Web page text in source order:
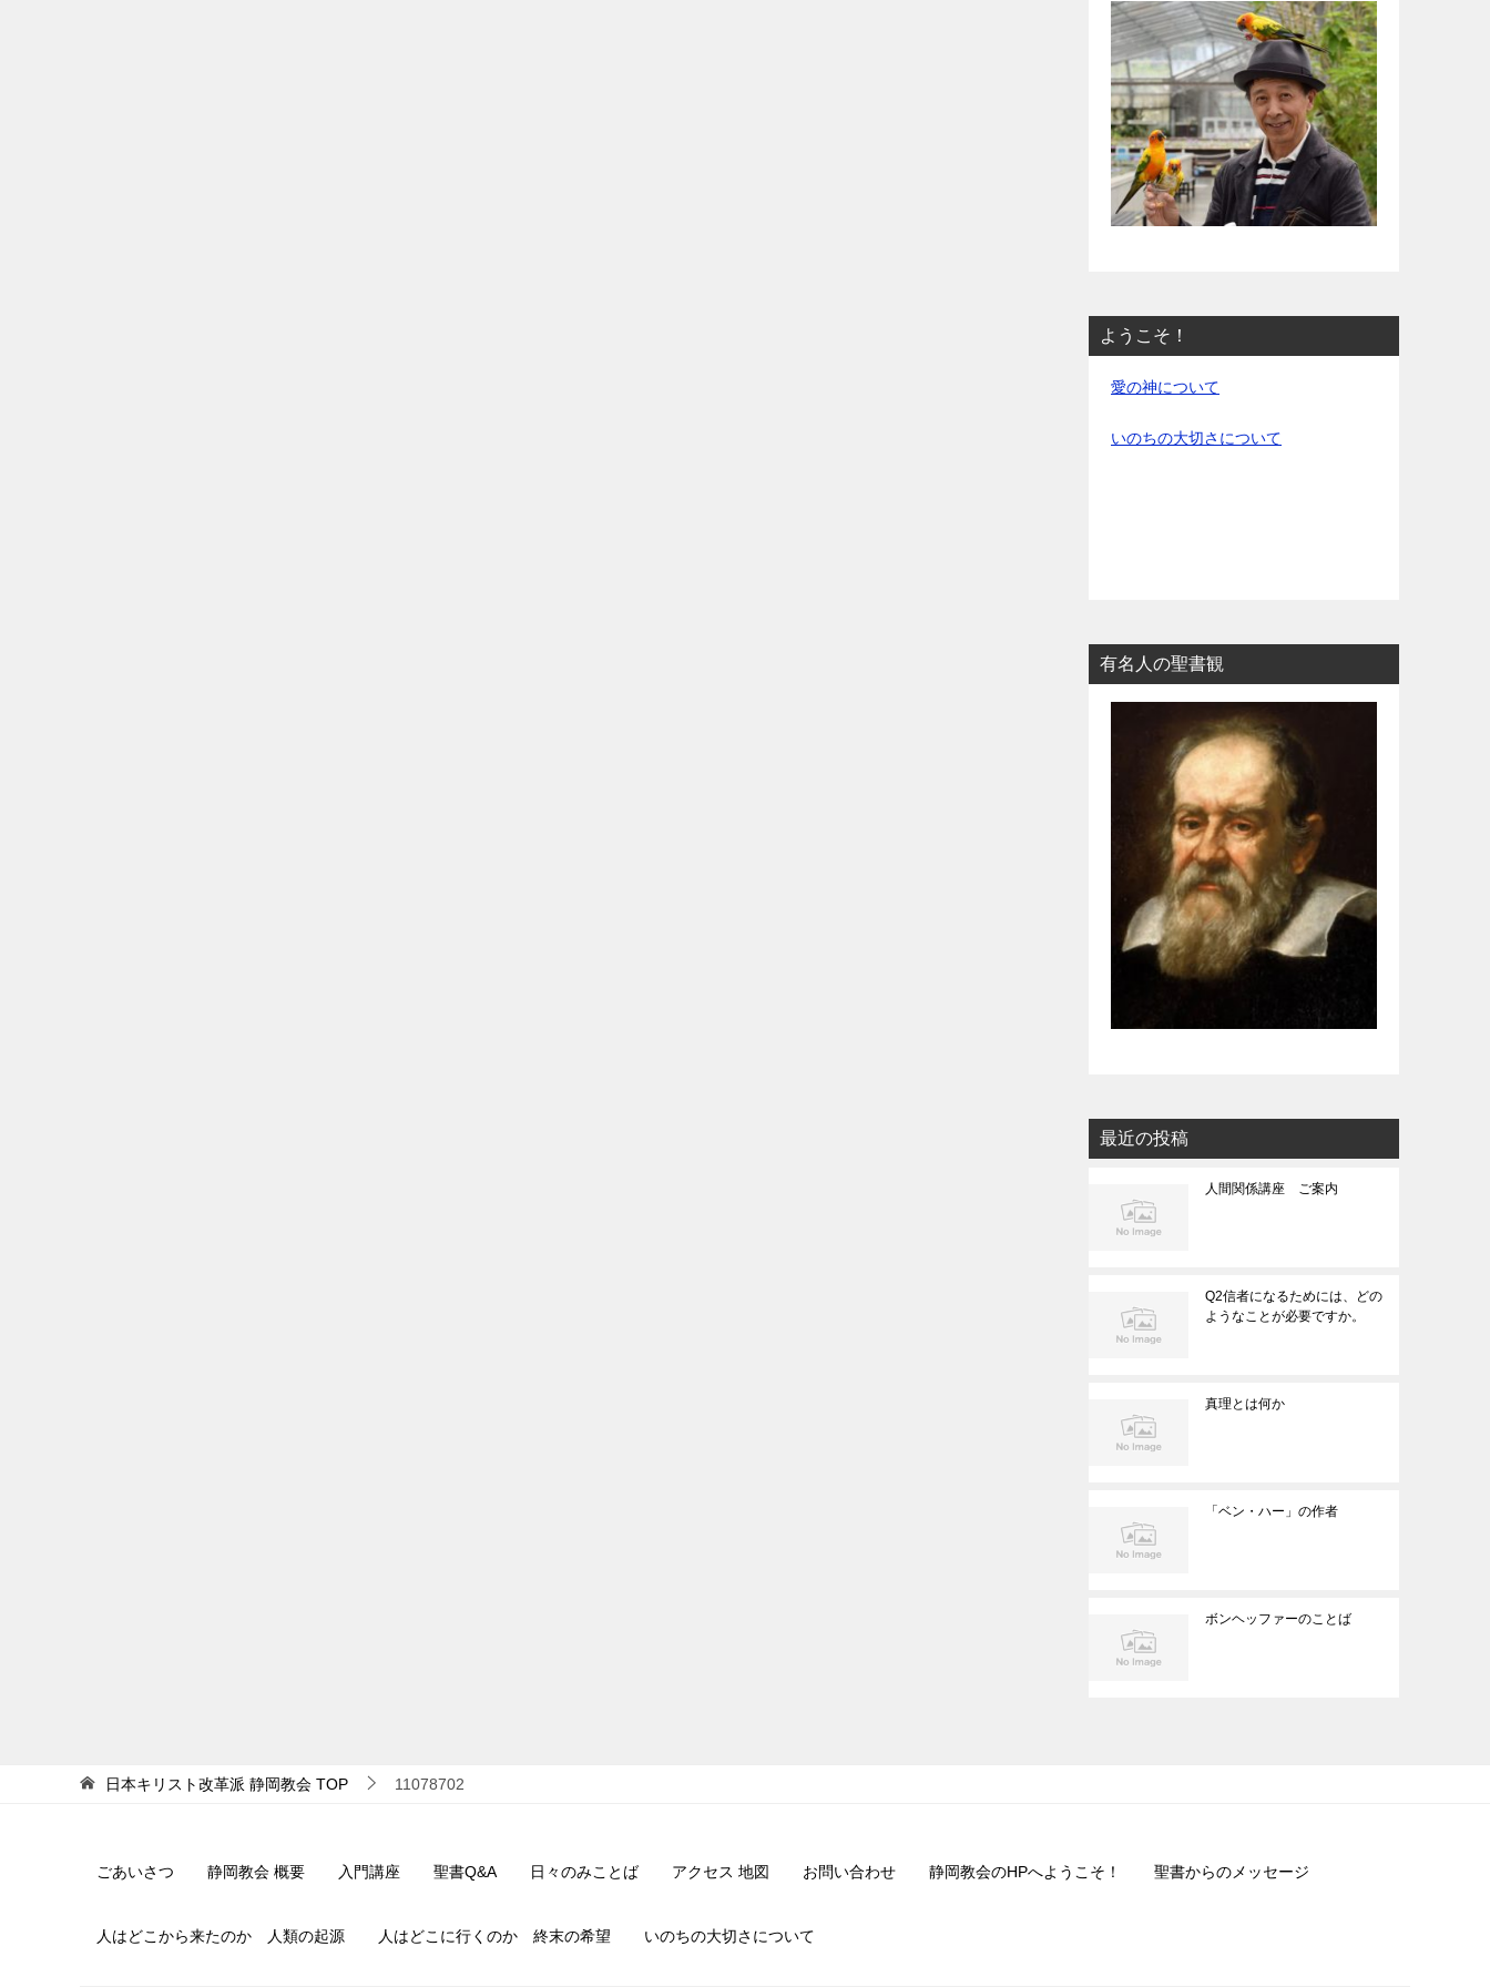
ようこそ！
愛の神について
いのちの大切さについて
有名人の聖書観
最近の投稿
人間関係講座 ご案内
Q2信者になるためには、どの
ようなことが必要ですか。
真理とは何か
「ベン・ハー」の作者
ボンヘッファーのことば
日本キリスト改革派 静岡教会 TOP 11078702
ごあいさつ 静岡教会 概要 入門講座 聖書Q&A 日々のみことば アクセス 地図 お問い合わせ 静岡教会のHPへようこそ！ 聖書からのメッセージ
人はどこから来たのか 人類の起源 人はどこに行くのか 終末の希望 いのちの大切さについて